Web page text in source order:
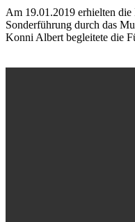
Am 19.01.2019 erhielten
Sonderführung durch das
Konni Albert begleitete die